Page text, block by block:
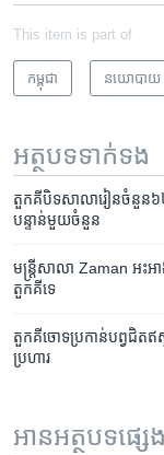
This item is part of
កម្ពុជា នយោបាយ
អត្ថបទ​ទាក់ទង
តួកគី​បិទ​សាលារៀន​ចំនួន​៦
បន្ទាន់​មួយ​ចំនួន
មន្ត្រី​សាលា Zaman អះអ
តួកគីទេ
តួកគី​ចោទ​ប្រកាន់​បព្វជិត​ឥ
ប្រហារ
អានអត្ថបទផ្ស